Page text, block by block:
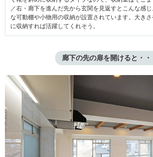
／右・廊下を進んだ先から玄関を見返すとこんな感
な可動棚や小物用の収納が設置されています。大き
に収納すれば活躍してくれそう。
廊下の先の扉を開けると・・